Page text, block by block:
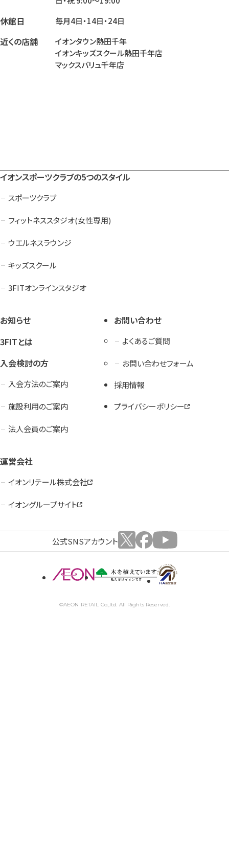
休館日 毎月4日・14日・24日
近くの店舗
イオンタウン熱田千年
イオンキッズスクール熱田千年店
マックスバリュ千年店
イオンスポーツクラブの5つのスタイル
スポーツクラブ
フィットネススタジオ(女性専用)
ウエルネスラウンジ
キッズスクール
3FITオンラインスタジオ
お知らせ
3FITとは
入会検討の方
入会方法のご案内
施設利用のご案内
法人会員のご案内
お問い合わせ
よくあるご質問
お問い合わせフォーム
採用情報
プライバシーポリシー
運営会社
イオンリテール株式会社
イオングループサイト
公式SNSアカウント
©AEON RETAIL Co.,ltd. All Rights Reserved.